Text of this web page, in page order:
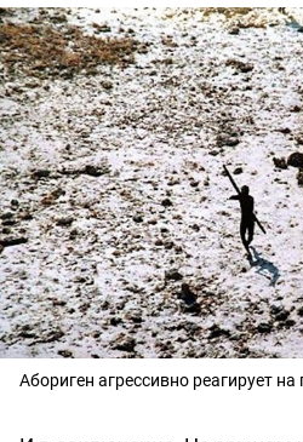
Абориген агрессивно реагирует